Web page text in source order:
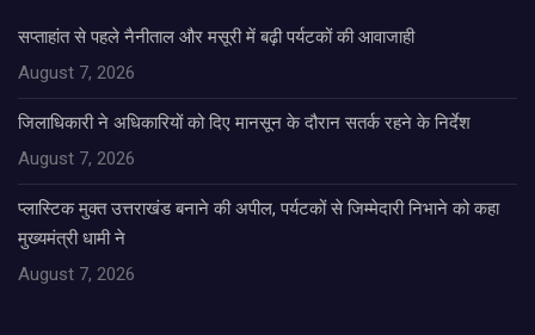
सप्ताहांत से पहले नैनीताल और मसूरी में बढ़ी पर्यटकों की आवाजाही
August 7, 2026
जिलाधिकारी ने अधिकारियों को दिए मानसून के दौरान सतर्क रहने के निर्देश
August 7, 2026
प्लास्टिक मुक्त उत्तराखंड बनाने की अपील, पर्यटकों से जिम्मेदारी निभाने को कहा
मुख्यमंत्री धामी ने
August 7, 2026